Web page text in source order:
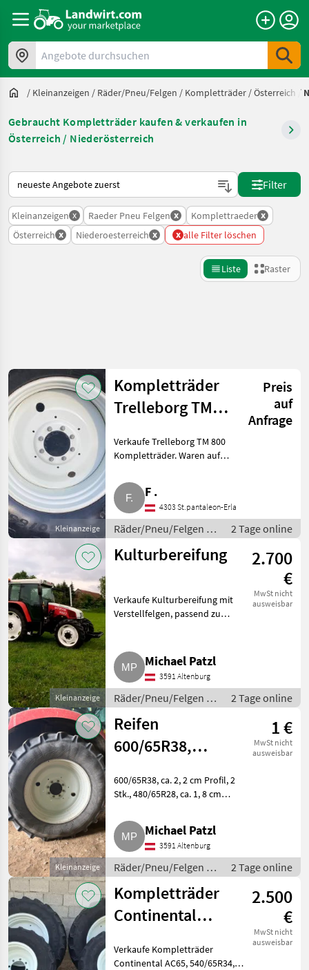
Angebote durchsuchen
/ Kleinanzeigen / Räder/Pneu/Felgen / Kompletträder /Österreich /
Gebraucht Kompletträder kaufen & verkaufen in
Österreich / Niederösterreich
So wird auf Landwirt.com sortiert
Filter
Kleinanzeigen x Raeder Pneu Felgen x Komplettraeder x
Österreich x Niederoesterreich x x alle Filter löschen
Liste Raster
Kategorie 4 Land 2 Filter
AKTUELLER
PFAD
Landtechnik
Raeder
Pneu
Felgen
Komplettraeder
Kompletträder
79
MARKTPLATZ
Marktplatz Händlerangebote
Zurücksetzen
Ergebnisse
anzeigen
Kleinanzeige
Kompletträder
Trelleborg TM
540/65 R28
Preis
auf
Anfrage
Verkaufe Trelleborg TM 800
Kompletträder. Waren auf
montiert. Felgen sind
neuwertig. Reifendimension
hinten: 650/65 R38, vorne:
540/65 R
F .
4303 St.pantaleon-Erla
Räder/Pneu/Felgen /
Kompletträder
2 Tage online
Kleinanzeige
Kulturbereifung
2.700
€
MwSt nicht
ausweisbar
Verkaufe Kulturbereifung mit
Verstellfelgen, passend zu
Räder/Pneu/Felgen
KompletträderMichael Patzl
3591 Altenburg
Räder/Pneu/Felgen /
Kompletträder
2 Tage online
Kleinanzeige
Reifen
600/65R38,
1 €
MwSt nicht
ausweisbar
600/65R38, ca. 2, 2 cm Profil, 2
Stk., 480/65R28, ca. 1, 8 cm
Kiste Bier. Räder/Pneu/Felgen
KompletträderMichael Patzl
3591 Altenburg
Räder/Pneu/Felgen /
Kompletträder
2 Tage online
Kompletträder
Continental
2.500
€
MwSt nicht
ausweisbar
Verkaufe Kompletträder
Continental AC65, 540/65R34,